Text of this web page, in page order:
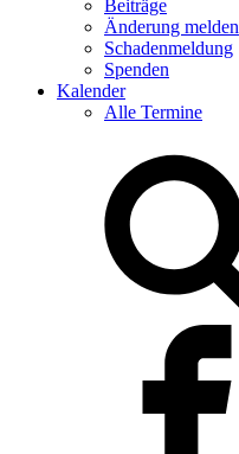
Beiträge
Änderung melden
Schadenmeldung
Spenden
Kalender
Alle Termine